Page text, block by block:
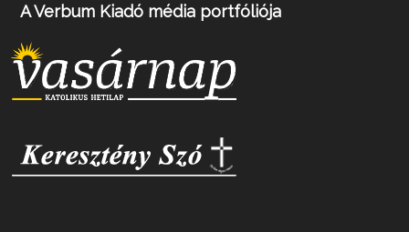
A Verbum Kiadó média portfóliója